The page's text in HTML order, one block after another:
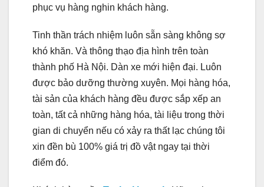
phục vụ hàng nghin khách hàng.
Tinh thần trách nhiệm luôn sẵn sàng không sợ
khó khăn. Và thông thạo địa hình trên toàn
thành phố Hà Nội. Dàn xe mới hiện đại. Luôn
được bảo dưỡng thường xuyên. Mọi hàng hóa,
tài sản của khách hàng đều được sắp xếp an
toàn, tất cả những hàng hóa, tài liệu trong thời
gian di chuyển nếu có xảy ra thất lạc chúng tôi
xin đền bù 100% giá trị đồ vật ngay tại thời
điểm đó.